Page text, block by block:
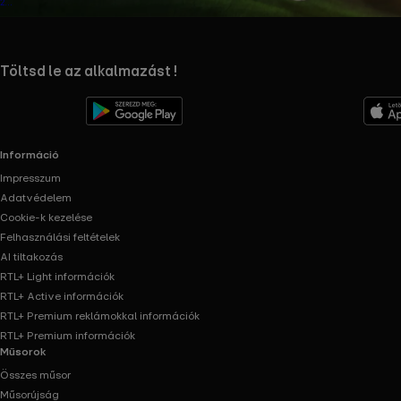
2
RTL+ useful links.
Töltsd le az alkalmazást !
Információ
Impresszum
Adatvédelem
Cookie-k kezelése
Felhasználási feltételek
AI tiltakozás
RTL+ Light információk
RTL+ Active információk
RTL+ Premium reklámokkal információk
RTL+ Premium információk
Műsorok
Összes műsor
Műsorújság